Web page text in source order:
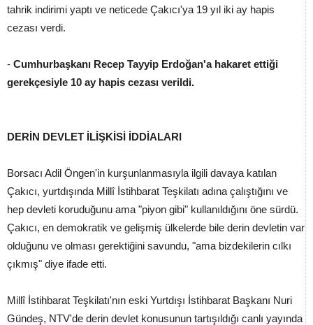
tahrik indirimi yaptı ve neticede Çakıcı'ya 19 yıl iki ay hapis
cezası verdi.
- Cumhurbaşkanı Recep Tayyip Erdoğan'a hakaret ettiği
gerekçesiyle 10 ay hapis cezası verildi.
DERİN DEVLET İLİŞKİSİ İDDİALARI
Borsacı Adil Öngen'in kurşunlanmasıyla ilgili davaya katılan
Çakıcı, yurtdışında Millî İstihbarat Teşkilatı adına çalıştığını ve
hep devleti koruduğunu ama "piyon gibi" kullanıldığını öne sürdü.
Çakıcı, en demokratik ve gelişmiş ülkelerde bile derin devletin var
olduğunu ve olması gerektiğini savundu, "ama bizdekilerin cılkı
çıkmış" diye ifade etti.
Millî İstihbarat Teşkilatı'nın eski Yurtdışı İstihbarat Başkanı Nuri
Gündeş, NTV'de derin devlet konusunun tartışıldığı canlı yayında